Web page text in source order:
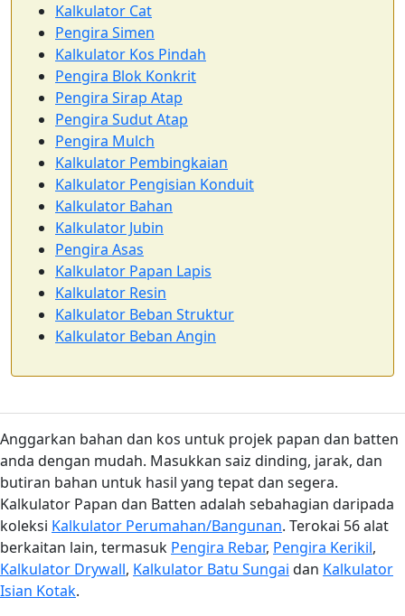
Kalkulator Cat
Pengira Simen
Kalkulator Kos Pindah
Pengira Blok Konkrit
Pengira Sirap Atap
Pengira Sudut Atap
Pengira Mulch
Kalkulator Pembingkaian
Kalkulator Pengisian Konduit
Kalkulator Bahan
Kalkulator Jubin
Pengira Asas
Kalkulator Papan Lapis
Kalkulator Resin
Kalkulator Beban Struktur
Kalkulator Beban Angin
Anggarkan bahan dan kos untuk projek papan dan batten
anda dengan mudah. Masukkan saiz dinding, jarak, dan
butiran bahan untuk hasil yang tepat dan segera.
Kalkulator Papan dan Batten adalah sebahagian daripada
koleksi Kalkulator Perumahan/Bangunan. Terokai 56 alat
berkaitan lain, termasuk Pengira Rebar, Pengira Kerikil,
Kalkulator Drywall, Kalkulator Batu Sungai dan Kalkulator
Isian Kotak.